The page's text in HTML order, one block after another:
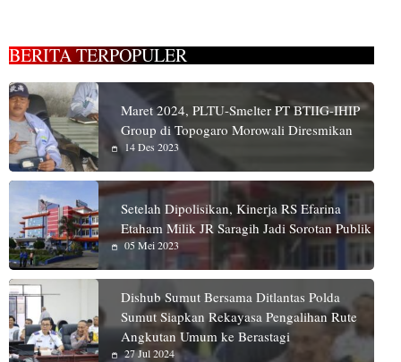
BERITA TERPOPULER
Maret 2024, PLTU-Smelter PT BTIIG-IHIP
Group di Topogaro Morowali Diresmikan
14 Des 2023
Setelah Dipolisikan, Kinerja RS Efarina
Etaham Milik JR Saragih Jadi Sorotan Publik
05 Mei 2023
Dishub Sumut Bersama Ditlantas Polda
Sumut Siapkan Rekayasa Pengalihan Rute
Angkutan Umum ke Berastagi
27 Jul 2024